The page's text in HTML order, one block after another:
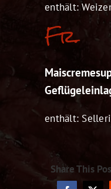
enthält:
Fr.
enthält:
Share This